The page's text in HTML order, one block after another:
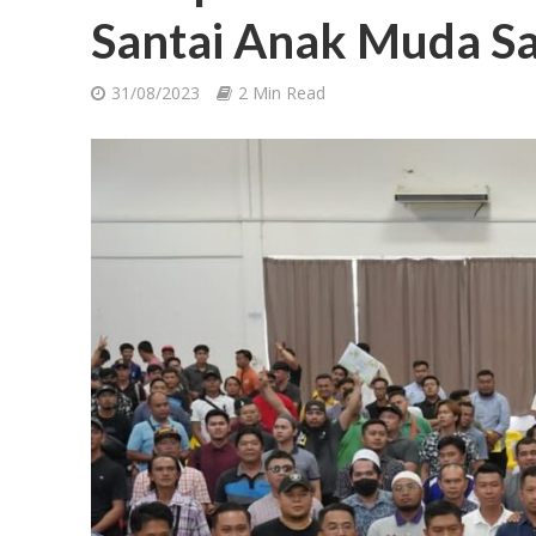
Santai Anak Muda
31/08/2023 2 Min Read